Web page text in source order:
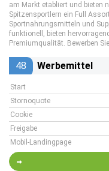
am Markt etabliert und bieten
Spitzensportlern ein Full
Sportnahrungsmitteln und
funktionell, bieten
Premiumqualität. Bewerben
48 Werbemittel
Start
Stornoquote
Cookie
Freigabe
Mobil-Landingpage